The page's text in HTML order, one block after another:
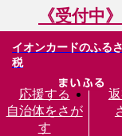
《受付中
イオンカードのふる
税
応援する
自治体をさが
す